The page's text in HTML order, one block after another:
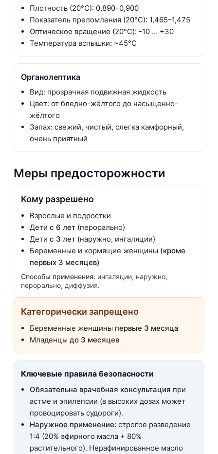
Плотность (20°C): 0,890–0,900
Показатель преломления (20°C): 1,465–1,475
Оптическое вращение (20°C): -10 … +30
Температура вспышки: ~45°C
Органолептика
Вид: прозрачная подвижная жидкость
Цвет: от бледно-жёлтого до насыщенно-
жёлтого
Запах: свежий, чистый, слегка камфорный,
очень приятный
Меры предосторожности
Кому разрешено
Взрослые и подростки
Дети с 6 лет (перорально)
Дети с 3 лет (наружно, ингаляции)
Беременные и кормящие женщины (кроме
первых 3 месяцев)
Способы применения: ингаляции, наружно,
перорально, диффузия.
Категорически запрещено
Беременные женщины первые 3 месяца
Младенцы до 3 месяцев
Ключевые правила безопасности
Обязательна врачебная консультация при
астме и эпилепсии (в высоких дозах может
провоцировать судороги).
Наружное применение: строгое разведение
1:4 (20% эфирного масла + 80%
растительного). Нерафинированное масло